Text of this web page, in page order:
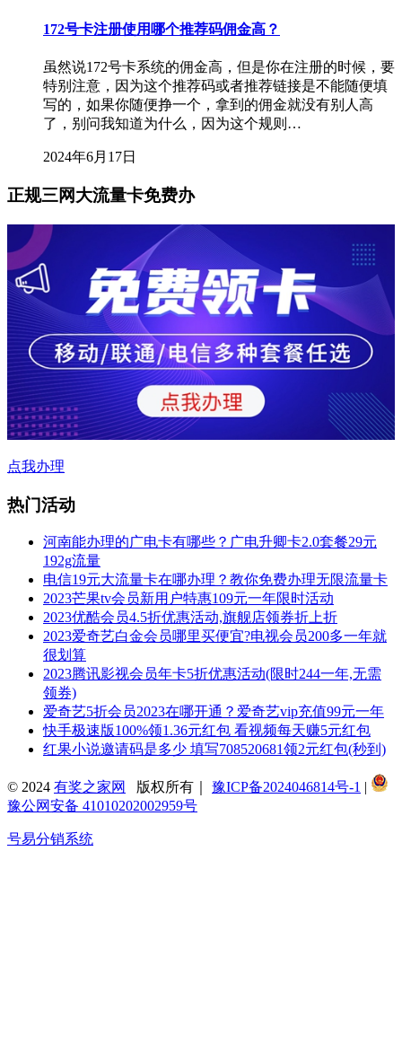
172号卡注册使用哪个推荐码佣金高？
虽然说172号卡系统的佣金高，但是你在注册的时候，要
特别注意，因为这个推荐码或者推荐链接是不能随便填
写的，如果你随便挣一个，拿到的佣金就没有别人高
了，别问我知道为什么，因为这个规则…
2024年6月17日
正规三网大流量卡免费办
点我办理
热门活动
河南能办理的广电卡有哪些？广电升卿卡2.0套餐29元
192g流量
电信19元大流量卡在哪办理？教你免费办理无限流量卡
2023芒果tv会员新用户特惠109元一年限时活动
2023优酷会员4.5折优惠活动,旗舰店领券折上折
2023爱奇艺白金会员哪里买便宜?电视会员200多一年就
很划算
2023腾讯影视会员年卡5折优惠活动(限时244一年,无需
领券)
爱奇艺5折会员2023在哪开通？爱奇艺vip充值99元一年
快手极速版100%领1.36元红包 看视频每天赚5元红包
红果小说邀请码是多少 填写708520681领2元红包(秒到)
© 2024 有奖之家网 版权所有｜ 豫ICP备2024046814号-1 |
豫公网安备 41010202002959号
号易分销系统